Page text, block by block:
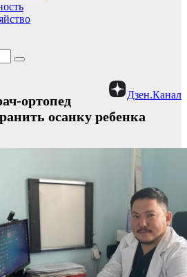
Дзен.Канал
ортопед
осанку ребенка